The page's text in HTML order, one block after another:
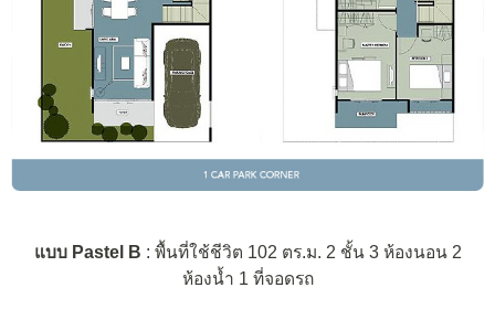
แบบ Pastel B : พื้นที่ใช้ชีวิต 102 ตร.ม. 2 ชั้น 3 ห้องนอน 2
ห้องน้ำ 1 ที่จอดรถ